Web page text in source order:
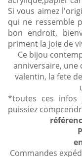
Si vous aimez
qui ne ressemble
bon endroit,
priment la joie de
Ce bijou
anniversaire, une
valentin, la fete
*toutes ces
puissiez
Commandes